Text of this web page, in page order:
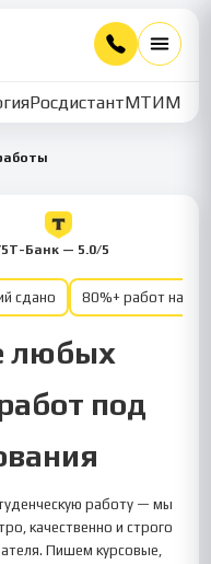
РосдистантМТИММУ
Т-Банк — 5.0/5
сдано 80%+ работ на
любых
под
работу — мы
качественно и строго
Пишем курсовые,